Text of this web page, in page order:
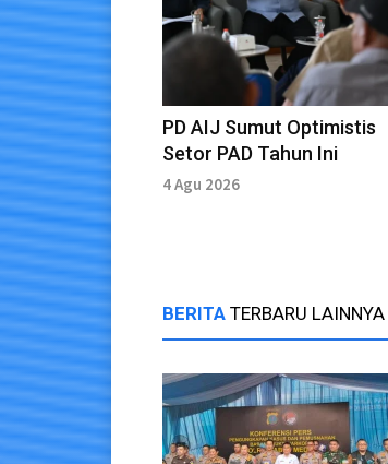
PD AIJ Sumut Optimistis
Setor PAD Tahun Ini
4 Agu 2026
BERITA TERBARU LAINNYA